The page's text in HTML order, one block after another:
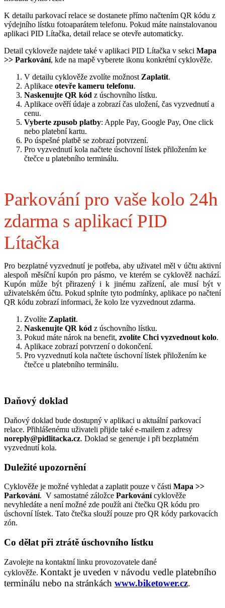
K detailu parkovací relace se dostanete přímo načtením QR kódu z
výdejního lístku fotoaparátem telefonu. Pokud máte nainstalovanou
aplikaci PID Lítačka, detail relace se otevře automaticky.
Detail cykloveže najdete také v aplikaci PID Lítačka v sekci Mapa
>> Parkování, kde na mapě vyberete ikonu konkrétní cyklověže.
V detailu cyklověže zvolíte možnost Zaplatit.
Aplikace otevře kameru telefonu.
Naskenujte QR kód z úschovního lístku.
Aplikace ověří údaje a zobrazí čas uložení, čas vyzvednutí a
cenu.
Vyberte zpusob platby: Apple Pay, Google Pay, One click
nebo platební kartu.
Po úspešné platbě se zobrazí potvrzení.
Pro vyzvednutí kola načtete úschovní lístek přiložením ke
čtečce u platebního terminálu.
Parkování pro vaše kolo 24h
zdarma s aplikací PID
Lítačka
Pro bezplatné vyzvednutí je potřeba, aby uživatel měl v účtu aktivní
alespoň měsíční kupón pro pásmo, ve kterém se cyklověž nachází.
Kupón může být přirazený i k jinému zařízení, ale musí být v
uživatelském účtu.Pokud splníte tyto podmínky, aplikace po načtení
QR kódu zobrazí informaci, že kolo lze vyzvednout zdarma.
Zvolíte Zaplatit.
Naskenujte QR kód z úschovního lístku.
Pokud máte nárok na benefit, zvolíte Chci vyzvednout kolo.
Aplikace zobrazí potvrzení o dokončení.
Pro vyzvednutí kola načtete úschovní lístek přiložením ke
čtečce u platebního terminálu.
Daňový doklad
Daňový doklad bude dostupný v aplikaci u aktuální parkovací
relace. Přihlášenému uživateli přijde také e-mailem z adresy
noreply@pidlitacka.cz. Doklad se generuje i při bezplatném
vyzvednutí kola.
Duležité upozornění
Cyklověže je možné vyhledat a zaplatit pouze v části Mapa >>
Parkování. V samostatné záložce Parkovánícyklověže
nevyhledáte a není možné zde použít ani čtečku QR kódu pro
úschovní lístek. Tato čtečka slouží pouze pro QR kódy parkovacích
zón.
Co dělat při ztrátě úschovního lístku
Zavolejte na kontaktní linku provozovatele dané
cyklověže. Kontakt je uveden v návodu vedle platebního
terminálu nebo na stránkách www.biketower.cz.